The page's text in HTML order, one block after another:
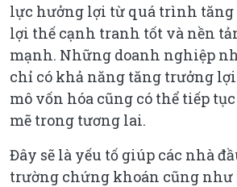
lực hưởng lợi từ quá trình tăng
lợi thế cạnh tranh tốt và nền
mạnh. Những doanh nghiệp
chỉ có khả năng tăng trưởng
mô vốn hóa cũng có thể tiếp
mẽ trong tương lai.
Đây sẽ là yếu tố giúp các nhà
trường chứng khoán cũng như